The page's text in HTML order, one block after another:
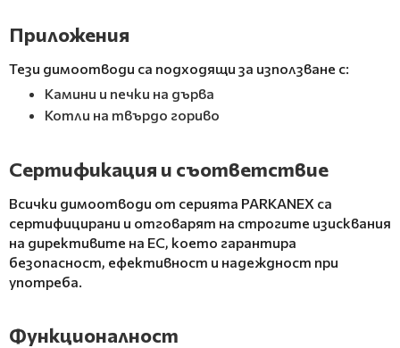
Приложения
Тези димоотводи са подходящи за използване с:
Камини и печки на дърва
Котли на твърдо гориво
Сертификация и съответствие
Всички димоотводи от серията PARKANEX са
сертифицирани и отговарят на строгите изисквания
на директивите на ЕС, което гарантира
безопасност, ефективност и надеждност при
употреба.
Функционалност